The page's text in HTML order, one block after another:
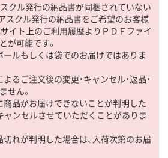
スクル発行の納品書が同梱されていない
スクル発行の納品書をご希望のお客様
サイト上のご利用履歴よりＰＤＦファイ
が可能です。
ールもしくは袋でのお届けではありま
るご注文後の変更・キャンセル・返品・
せん。
商品がお届けできないことが判明した
ャンセルさせていただくことがありま
切れが判明した場合は、入荷次第のお届